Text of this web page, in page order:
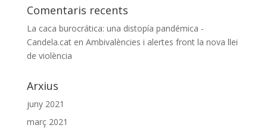
Comentaris recents
La caca burocrática: una distopía pandémica -
Candela.caten Ambivalències i alertes front la nova llei
de violència
Arxius
juny 2021
març 2021